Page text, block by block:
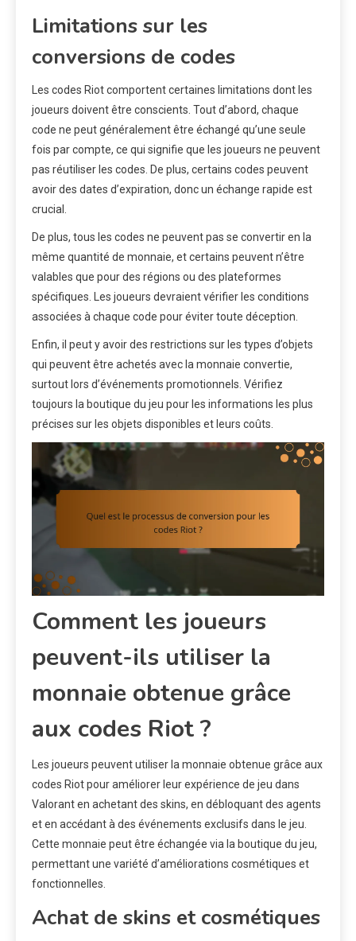
Limitations sur les
conversions de codes
Les codes Riot comportent certaines limitations dont les
joueurs doivent être conscients. Tout d’abord, chaque
code ne peut généralement être échangé qu’une seule
fois par compte, ce qui signifie que les joueurs ne peuvent
pas réutiliser les codes. De plus, certains codes peuvent
avoir des dates d’expiration, donc un échange rapide est
crucial.
De plus, tous les codes ne peuvent pas se convertir en la
même quantité de monnaie, et certains peuvent n’être
valables que pour des régions ou des plateformes
spécifiques. Les joueurs devraient vérifier les conditions
associées à chaque code pour éviter toute déception.
Enfin, il peut y avoir des restrictions sur les types d’objets
qui peuvent être achetés avec la monnaie convertie,
surtout lors d’événements promotionnels. Vérifiez
toujours la boutique du jeu pour les informations les plus
précises sur les objets disponibles et leurs coûts.
Comment les joueurs
peuvent-ils utiliser la
monnaie obtenue grâce
aux codes Riot ?
Les joueurs peuvent utiliser la monnaie obtenue grâce aux
codes Riot pour améliorer leur expérience de jeu dans
Valorant en achetant des skins, en débloquant des agents
et en accédant à des événements exclusifs dans le jeu.
Cette monnaie peut être échangée via la boutique du jeu,
permettant une variété d’améliorations cosmétiques et
fonctionnelles.
Achat de skins et cosmétiques